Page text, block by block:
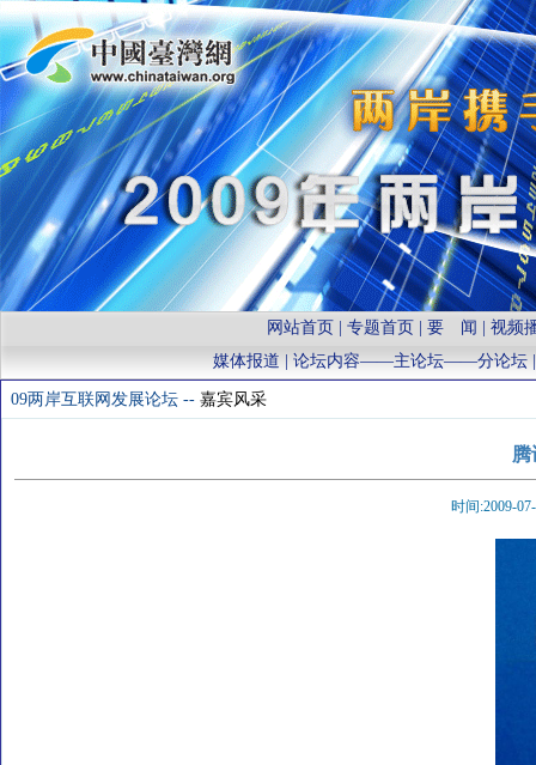
网站首页 |专题首页 |要 闻 |视频
媒体报道 | 论坛内容——主论坛——分论坛
09两岸互联网发展论坛 -- 嘉宾风采
腾
时间:2009-